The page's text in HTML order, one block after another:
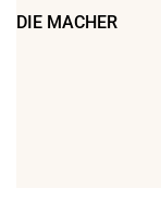
DIE MACHER